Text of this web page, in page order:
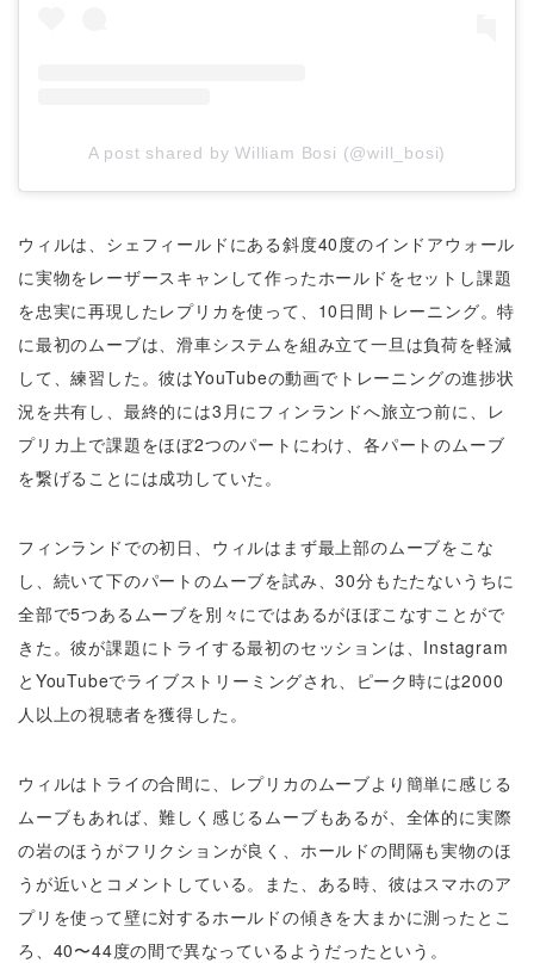
A post shared by William Bosi (@will_bosi)
ウィルは、シェフィールドにある斜度40度のインドアウォール
に実物をレーザースキャンして作ったホールドをセットし課題
を忠実に再現したレプリカを使って、10日間トレーニング。特
に最初のムーブは、滑車システムを組み立て一旦は負荷を軽減
して、練習した。彼はYouTubeの動画でトレーニングの進捗状
況を共有し、最終的には3月にフィンランドへ旅立つ前に、レ
プリカ上で課題をほぼ2つのパートにわけ、各パートのムーブ
を繋げることには成功していた。
フィンランドでの初日、ウィルはまず最上部のムーブをこな
し、続いて下のパートのムーブを試み、30分もたたないうちに
全部で5つあるムーブを別々にではあるがほぼこなすことがで
きた。彼が課題にトライする最初のセッションは、Instagram
とYouTubeでライブストリーミングされ、ピーク時には2000
人以上の視聴者を獲得した。
ウィルはトライの合間に、レプリカのムーブより簡単に感じる
ムーブもあれば、難しく感じるムーブもあるが、全体的に実際
の岩のほうがフリクションが良く、ホールドの間隔も実物のほ
うが近いとコメントしている。また、ある時、彼はスマホのア
プリを使って壁に対するホールドの傾きを大まかに測ったとこ
ろ、40〜44度の間で異なっているようだったという。